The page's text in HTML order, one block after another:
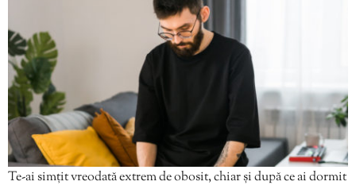
Te-ai simțit vreodată extrem de obosit, chiar și după ce ai dormit